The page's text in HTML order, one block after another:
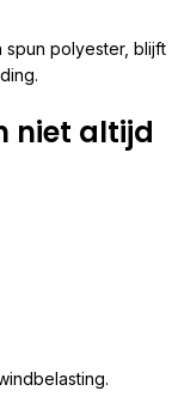
spun polyester, blijft
niet altijd